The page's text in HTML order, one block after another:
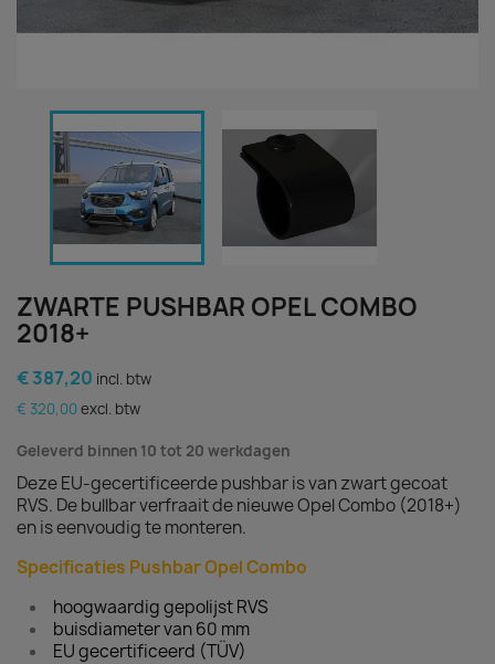
ZWARTE PUSHBAR OPEL COMBO
2018+
€ 387,20 incl. btw
€ 320,00 excl. btw
Geleverd binnen 10 tot 20 werkdagen
Deze EU-gecertificeerde pushbar is van zwart gecoat
RVS. De bullbar verfraait de nieuwe Opel Combo (2018+)
en is eenvoudig te monteren.
Specificaties Pushbar Opel Combo
hoogwaardig gepolijst RVS
buisdiameter van 60 mm
EU gecertificeerd (TÜV)